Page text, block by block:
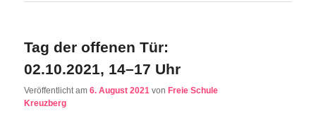
Tag der offenen Tür:
02.10.2021, 14–17 Uhr
Veröffentlicht am6. August 2021 vonFreie Schule
Kreuzberg